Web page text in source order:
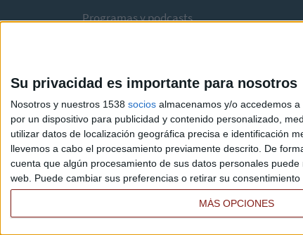
Su privacidad es importante para nosotros
Nosotros y nuestros 1538 socios almacenamos y/o accedemos
por un dispositivo para publicidad y contenido personalizado,
utilizar datos de localización geográfica precisa e identificación
llevemos a cabo el procesamiento previamente descrito. De
cuenta que algún procesamiento de sus datos personales
web. Puede cambiar sus preferencias o retirar su
MÁS OPCIONES
Programas y podcasts